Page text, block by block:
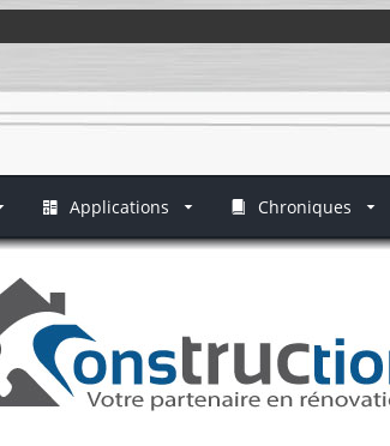
Applications Chroniques